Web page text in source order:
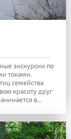
экскурсии по
токами.
семейства
красоту друг
в...